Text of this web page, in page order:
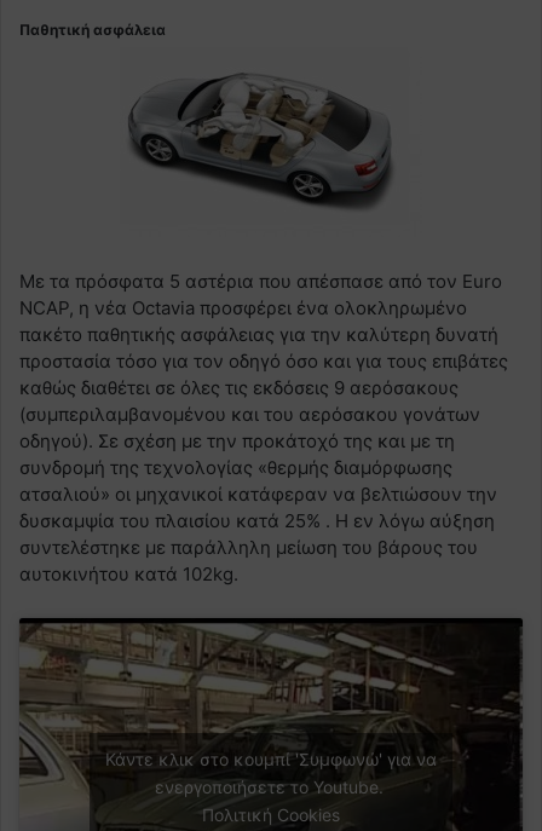
Παθητική ασφάλεια
Με τα πρόσφατα 5 αστέρια που απέσπασε από τον Euro
NCAP, η νέα Octavia προσφέρει ένα ολοκληρωμένο
πακέτο παθητικής ασφάλειας για την καλύτερη δυνατή
προστασία τόσο για τον οδηγό όσο και για τους επιβάτες
καθώς διαθέτει σε όλες τις εκδόσεις 9 αερόσακους
(συμπεριλαμβανομένου και του αερόσακου γονάτων
οδηγού). Σε σχέση με την προκάτοχό της και με τη
συνδρομή της τεχνολογίας «θερμής διαμόρφωσης
ατσαλιού» οι μηχανικοί κατάφεραν να βελτιώσουν την
δυσκαμψία του πλαισίου κατά 25% . Η εν λόγω αύξηση
συντελέστηκε με παράλληλη μείωση του βάρους του
αυτοκινήτου κατά 102kg.
Κάντε κλικ στο κουμπί 'Συμφωνώ' για να
ενεργοποιήσετε το Youtube.
Πολιτική Cookies